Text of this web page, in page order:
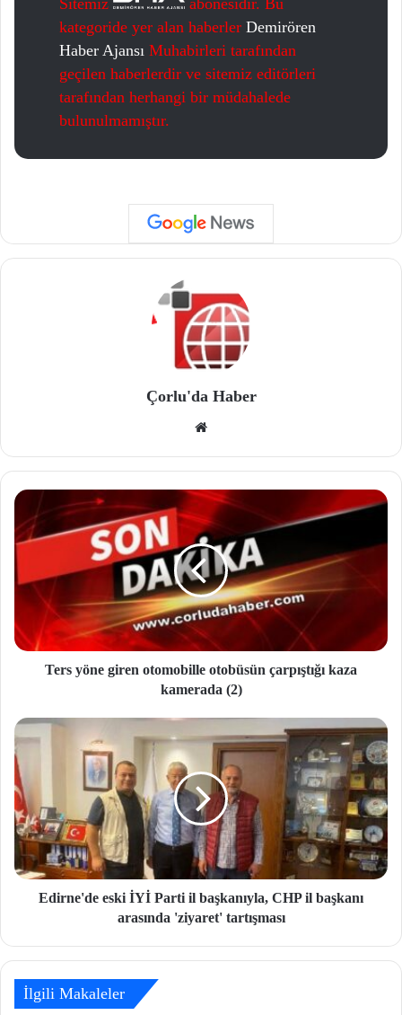
kategoride yer alan haberler Demirören
Haber Ajansı Muhabirleri tarafından
geçilen haberlerdir ve sitemiz editörleri
tarafından herhangi bir müdahalede
bulunulmamıştır.
Çorlu'da Haber
site
si
Ters yöne giren otomobille otobüsün çarpıştığı kaza
kamerada (2)
Edirne'de eski İYİ Parti il başkanıyla, CHP il başkanı
arasında 'ziyaret' tartışması
İlgili Makaleler